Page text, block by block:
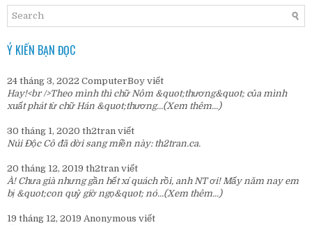
Ý KIẾN BẠN ĐỌC
24 tháng 3, 2022 ComputerBoy viết
Hay!<br />Theo mình thì chữ Nôm &quot;thương&quot; của mình
xuất phát từ chữ Hán &quot;thương...(Xem thêm...)
30 tháng 1, 2020 th2tran viết
Núi Độc Cô đã dời sang miền này: th2tran.ca.
20 tháng 12, 2019 th2tran viết
À! Chưa già nhưng gần hết xí quách rồi, anh NT ơi! Mấy năm nay em
bị &quot;con quỷ giờ ngọ&quot; nó...(Xem thêm...)
19 tháng 12, 2019 Anonymous viết